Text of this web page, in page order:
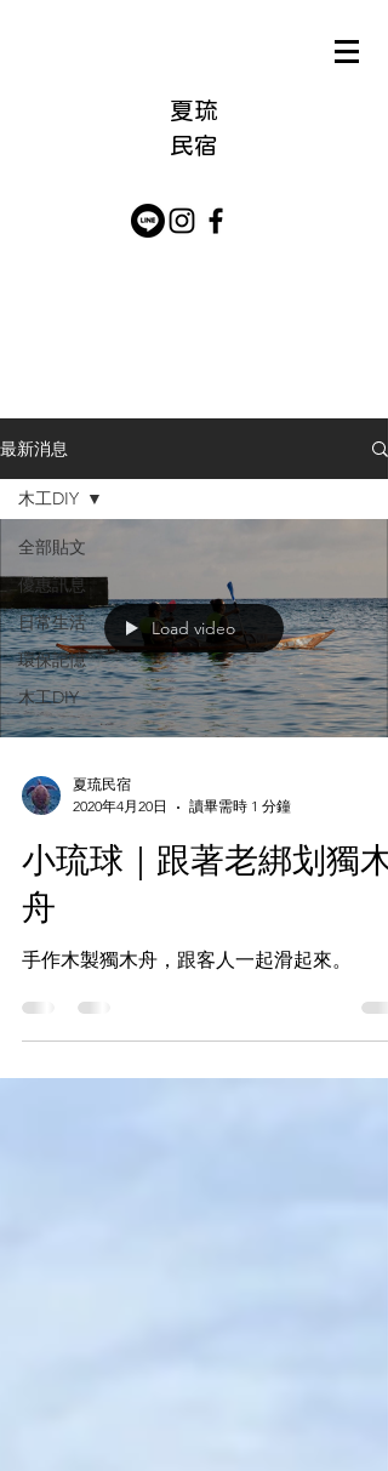
夏琉
​民宿
最新消息
全部貼文
優惠訊息
日常生活
環保記憶
木工DIY
木工DIY
Load video
夏琉民宿
2020年4月20日
讀畢需時 1 分鐘
小琉球｜跟著老綁划獨木
舟
手作木製獨木舟，跟客人一起滑起來。